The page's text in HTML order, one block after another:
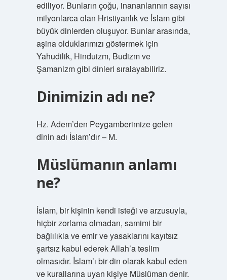
ediliyor. Bunların çoğu, inananlarının sayısı
milyonlarca olan Hristiyanlık ve İslam gibi
büyük dinlerden oluşuyor. Bunlar arasında,
aşina olduklarımızı göstermek için
Yahudilik, Hinduizm, Budizm ve
Şamanizm gibi dinleri sıralayabiliriz.
Dinimizin adı ne?
Hz. Adem’den Peygamberimize gelen
dinin adı İslam’dır – M.
Müslümanın anlamı
ne?
İslam, bir kişinin kendi isteği ve arzusuyla,
hiçbir zorlama olmadan, samimi bir
bağlılıkla ve emir ve yasaklarını kayıtsız
şartsız kabul ederek Allah’a teslim
olmasıdır. İslam’ı bir din olarak kabul eden
ve kurallarına uyan kişiye Müslüman denir.